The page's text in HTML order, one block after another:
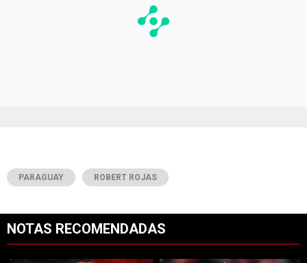
PARAGUAY ROBERT ROJAS
NOTAS RECOMENDADAS